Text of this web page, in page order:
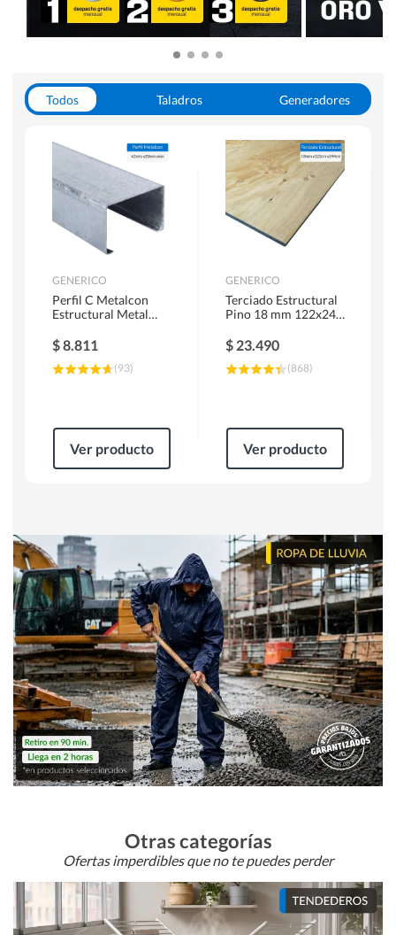
Todos Taladros
Generadores
Herramientas Manuales
Sierras Circulares
GENERICO
Perfil C Metalcon
Estructural Metal
$8.811
(93)
Ver producto
GENERICO
Terciado Estructural
Pino 18 mm 122x244
$ 23.490
(868)
Ver producto
Otras categorías
Ofertas imperdibles que no te puedes perder